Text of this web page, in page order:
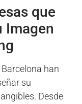
que
Imagen
han
su
Desde